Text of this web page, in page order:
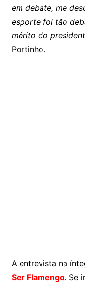
em debate, me
esporte foi tão
mérito do
Portinho.
A entrevista na
Ser Flamengo. Se